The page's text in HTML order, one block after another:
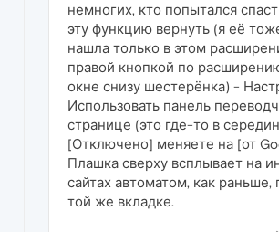
немногих, кто попытался
эту функцию вернуть (я её
нашла только в этом
правой кнопкой по
окне снизу шестерёнка) -
Использовать панель
странице (это где-то в
[Отключено] меняете на [от
Плашка сверху всплывает на
сайтах автоматом, как раньше,
той же вкладке.